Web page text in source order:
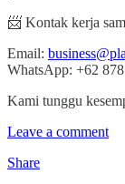
📨 Kontak kerja
Email:
WhatsApp: +62
Kami tunggu
Leave a comment
Share